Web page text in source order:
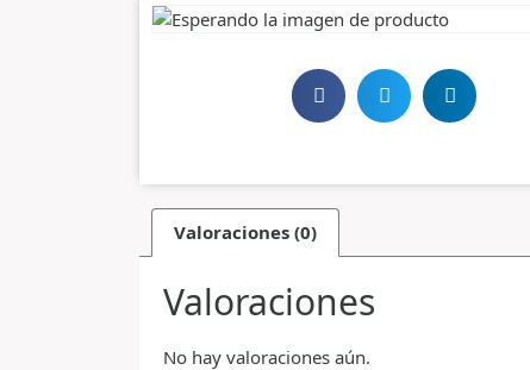
Valoraciones (0)
Valoraciones
No hay valoraciones aún.